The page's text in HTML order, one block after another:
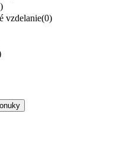
vzdelanie(0)